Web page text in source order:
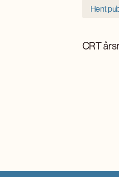
Hent
CRT